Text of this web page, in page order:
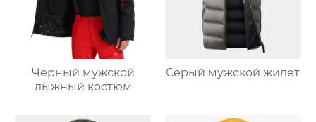
Черный мужской
лыжный костюм
Серый мужской жилет